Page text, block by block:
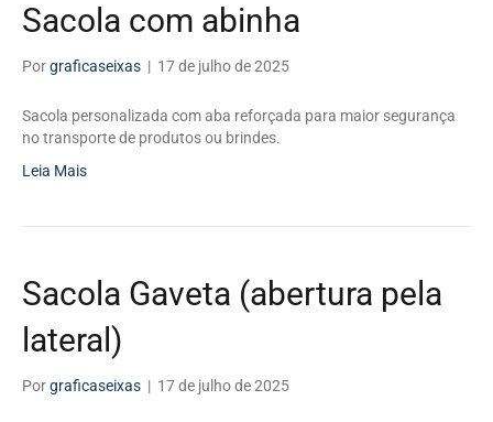
Sacola com abinha
Porgraficaseixas | 17 de julho de 2025
Sacola personalizada com aba reforçada para maior segurança
no transporte de produtos ou brindes.
Leia Mais
Sacola Gaveta (abertura pela
lateral)
Porgraficaseixas | 17 de julho de 2025